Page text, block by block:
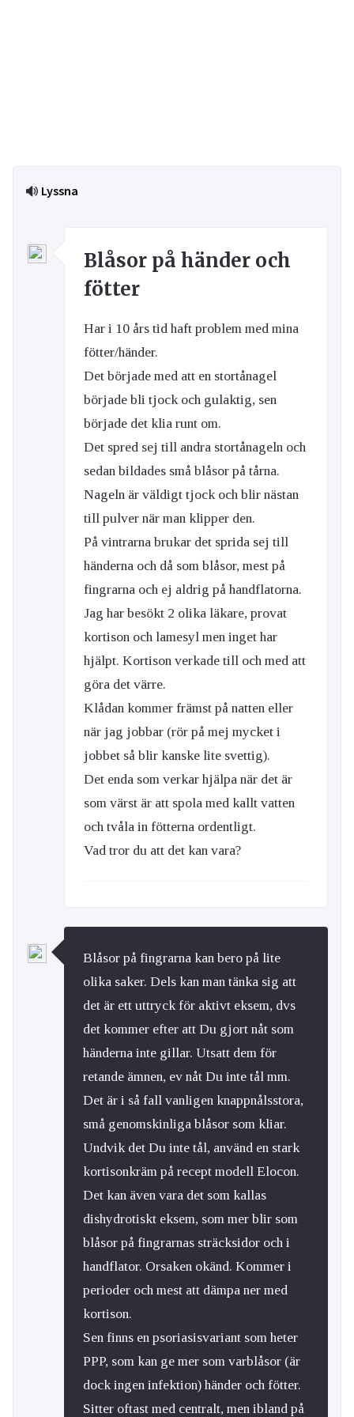
Lyssna
Blåsor på händer och
fötter
Har i 10 års tid haft problem med mina
fötter/händer.
Det började med att en stortånagel
började bli tjock och gulaktig, sen
började det klia runt om.
Det spred sej till andra stortånageln och
sedan bildades små blåsor på tårna.
Nageln är väldigt tjock och blir nästan
till pulver när man klipper den.
På vintrarna brukar det sprida sej till
händerna och då som blåsor, mest på
fingrarna och ej aldrig på handflatorna.
Jag har besökt 2 olika läkare, provat
kortison och lamesyl men inget har
hjälpt. Kortison verkade till och med att
göra det värre.
Klådan kommer främst på natten eller
när jag jobbar (rör på mej mycket i
jobbet så blir kanske lite svettig).
Det enda som verkar hjälpa när det är
som värst är att spola med kallt vatten
och tvåla in fötterna ordentligt.
Vad tror du att det kan vara?
Blåsor på fingrarna kan bero på lite
olika saker. Dels kan man tänka sig att
det är ett uttryck för aktivt eksem, dvs
det kommer efter att Du gjort nåt som
händerna inte gillar. Utsatt dem för
retande ämnen, ev nåt Du inte tål mm.
Det är i så fall vanligen knappnålsstora,
små genomskinliga blåsor som kliar.
Undvik det Du inte tål, använd en stark
kortisonkräm på recept modell Elocon.
Det kan även vara det som kallas
dishydrotiskt eksem, som mer blir som
blåsor på fingrarnas sträcksidor och i
handflator. Orsaken okänd. Kommer i
perioder och mest att dämpa ner med
kortison.
Sen finns en psoriasisvariant som heter
PPP, som kan ge mer som varblåsor (är
dock ingen infektion) händer och fötter.
Sitter oftast med centralt, men ibland på